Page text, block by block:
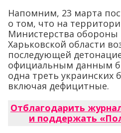
Напомним, 23 марта
о том, что на
Министерства обороны
Харьковской области
последующей
официальным данным
одна треть украинских
включая дефицитные.
Отблагодарить
и поддержать